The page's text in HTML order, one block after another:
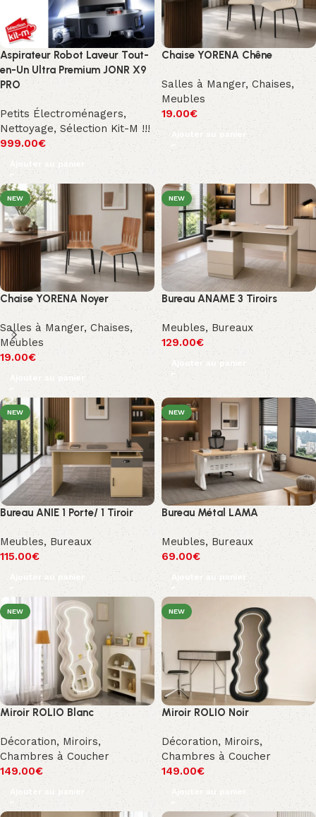
Aspirateur Robot Laveur Tout-
en-Un Ultra Premium JONR X9
PRO
Petits Électroménagers,
Nettoyage, Sélection Kit-M !!!
999.00€
Ajouter au panier
Chaise YORENA Chêne
Salles à Manger, Chaises,
Meubles
19.00€
Ajouter au panier
NEW
Chaise YORENA Noyer
Salles à Manger, Chaises,
Meubles
19.00€
Ajouter au panier
NEW
Bureau ANAME 3 Tiroirs
Meubles, Bureaux
129.00€
Ajouter au panier
NEW
Bureau ANIE 1 Porte/ 1 Tiroir
Meubles, Bureaux
115.00€
Ajouter au panier
NEW
Bureau Métal LAMA
Meubles, Bureaux
69.00€
Ajouter au panier
NEW
Miroir ROLIO Blanc
Décoration, Miroirs,
Chambres à Coucher
149.00€
Ajouter au panier
NEW
Miroir ROLIO Noir
Décoration, Miroirs,
Chambres à Coucher
149.00€
Ajouter au panier